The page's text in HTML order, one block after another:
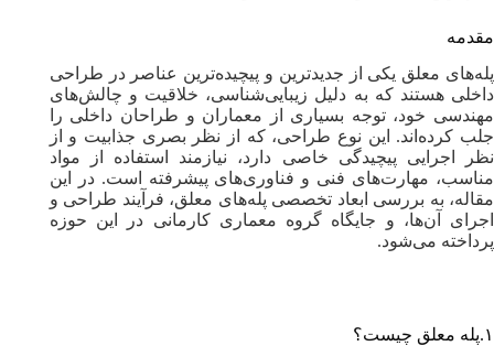
مقدمه
پله‌های معلق یکی از جدیدترین و پیچیده‌ترین عناصر در طراحی
داخلی هستند که به دلیل زیبایی‌شناسی، خلاقیت و چالش‌های
مهندسی خود، توجه بسیاری از معماران و طراحان داخلی را
جلب کرده‌اند. این نوع طراحی، که از نظر بصری جذابیت و از
نظر اجرایی پیچیدگی خاصی دارد، نیازمند استفاده از مواد
مناسب، مهارت‌های فنی و فناوری‌های پیشرفته است. در این
مقاله، به بررسی ابعاد تخصصی پله‌های معلق، فرآیند طراحی و
اجرای آن‌ها، و جایگاه گروه معماری کارمانی در این حوزه
پرداخته می‌شود.
۱.پله‌ معلق چیست؟